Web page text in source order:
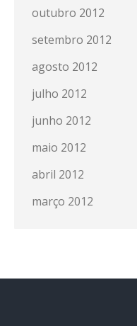
outubro 2012
setembro 2012
agosto 2012
julho 2012
junho 2012
maio 2012
abril 2012
março 2012